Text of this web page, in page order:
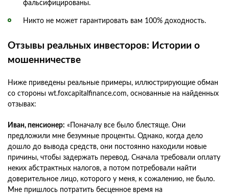
фальсифицированы.
Никто не может гарантировать вам 100% доходность.
Отзывы реальных инвесторов: Истории о
мошенничестве
Ниже приведены реальные примеры, иллюстрирующие обман
со стороны wt.foxcapitalfinance.com, основанные на найденных
отзывах:
Иван, пенсионер: «Поначалу все было блестяще. Они
предложили мне безумные проценты. Однако, когда дело
дошло до вывода средств, они постоянно находили новые
причины, чтобы задержать перевод. Сначала требовали оплату
неких абстрактных налогов, а потом потребовали найти
доверительное лицо, которого у меня, к сожалению, не было.
Мне пришлось потратить бесценное время на